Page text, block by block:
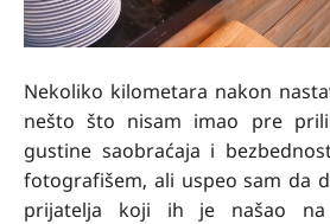
Nekoliko kilometara nakon
nešto što nisam imao pre
gustine saobraćaja i
fotografišem, ali uspeo sam da
prijatelja koji ih je našao